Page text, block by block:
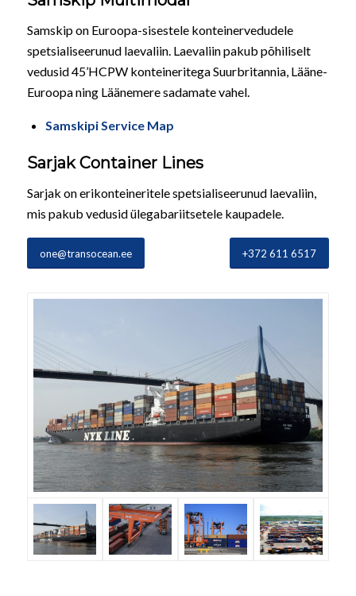
Samskip on Euroopa-sisestele konteinervedudele
spetsialiseerunud laevaliin. Laevaliin pakub põhiliselt
vedusid 45’HCPW konteineritega Suurbritannia, Lääne-
Euroopa ning Läänemere sadamate vahel.
Samskipi Service Map
Sarjak Container Lines
Sarjak on erikonteineritele spetsialiseerunud laevaliin,
mis pakub vedusid ülegabariitsetele kaupadele.
one@transocean.ee +372 611 6517